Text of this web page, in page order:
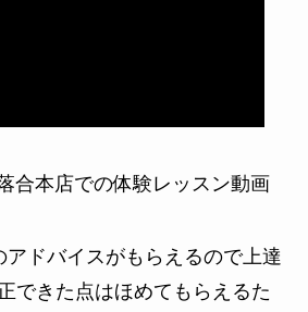
合本店での体験レッスン動画
アドバイスがもらえるので上達
できた点はほめてもらえるた